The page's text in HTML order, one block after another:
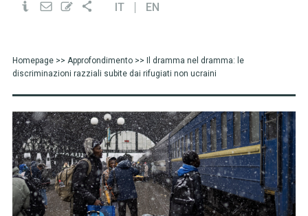
IT EN
Homepage>> Approfondimento>> Il dramma nel dramma: le
discriminazioni razziali subite dai rifugiati non ucraini